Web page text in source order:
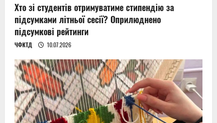
Хто зі студентів отримуватиме стипендію за
підсумками літньої сесії? Оприлюднено
підсумкові рейтинги
ЧФКТД 10.07.2026